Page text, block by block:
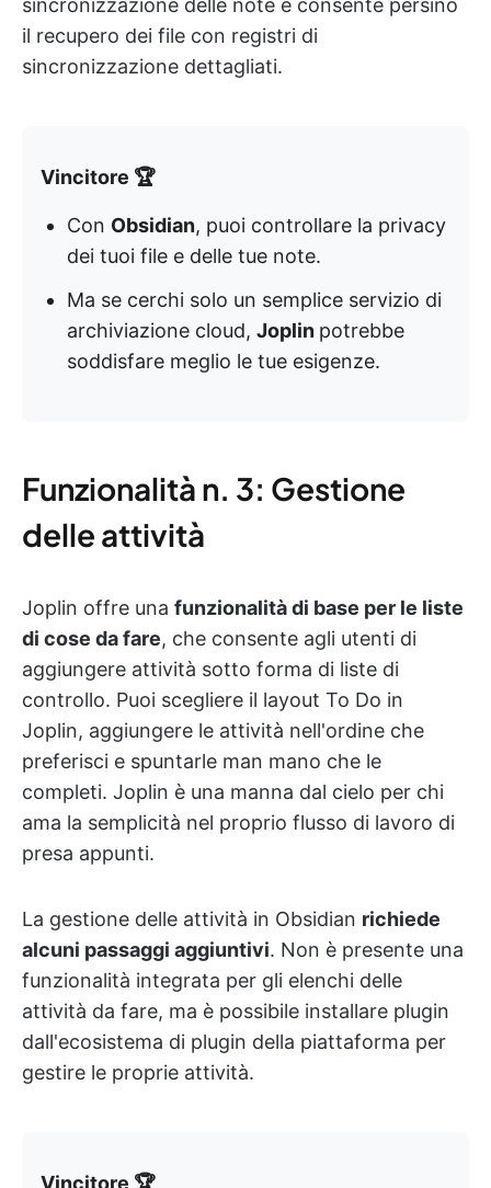
sincronizzazione delle note e consente persino
il recupero dei file con registri di
sincronizzazione dettagliati.
Vincitore 🏆
Con Obsidian, puoi controllare la privacy
dei tuoi file e delle tue note.
Ma se cerchi solo un semplice servizio di
archiviazione cloud, Joplin potrebbe
soddisfare meglio le tue esigenze.
Funzionalità n. 3: Gestione
delle attività
Joplin offre una funzionalità di base per le liste
di cose da fare, che consente agli utenti di
aggiungere attività sotto forma di liste di
controllo. Puoi scegliere il layout To Do in
Joplin, aggiungere le attività nell'ordine che
preferisci e spuntarle man mano che le
completi. Joplin è una manna dal cielo per chi
ama la semplicità nel proprio flusso di lavoro di
presa appunti.
La gestione delle attività in Obsidian richiede
alcuni passaggi aggiuntivi. Non è presente una
funzionalità integrata per gli elenchi delle
attività da fare, ma è possibile installare plugin
dall'ecosistema di plugin della piattaforma per
gestire le proprie attività.
Vincitore 🏆